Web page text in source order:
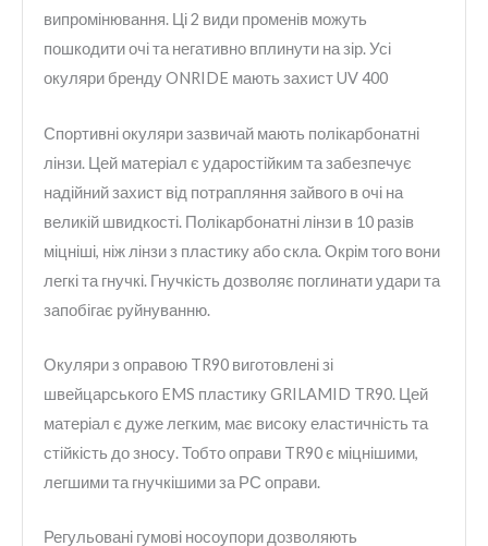
випромінювання. Ці 2 види променів можуть
пошкодити очі та негативно вплинути на зір. Усі
окуляри бренду ONRIDE мають захист UV 400
Спортивні окуляри зазвичай мають полікарбонатні
лінзи. Цей матеріал є ударостійким та забезпечує
надійний захист від потрапляння зайвого в очі на
великій швидкості. Полікарбонатні лінзи в 10 разів
міцніші, ніж лінзи з пластику або скла. Окрім того вони
легкі та гнучкі. Гнучкість дозволяє поглинати удари та
запобігає руйнуванню.
Окуляри з оправою TR90 виготовлені зі
швейцарського EMS пластику GRILAMID TR90. Цей
матеріал є дуже легким, має високу еластичність та
стійкість до зносу. Тобто оправи TR90 є міцнішими,
легшими та гнучкішими за РС оправи.
Регульовані гумові носоупори дозволяють